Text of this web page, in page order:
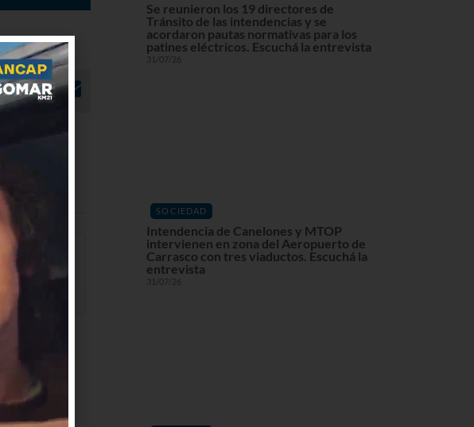
Se reunieron los 19 directores de
Tránsito de las intendencias y se
acordaron pautas normativas para los
patines eléctricos. Escuchá la entrevista
31/07/26
SOCIEDAD
Intendencia de Canelones y MTOP
intervienen en zona del Aeropuerto de
Carrasco con tres viaductos. Escuchá la
entrevista
31/07/26